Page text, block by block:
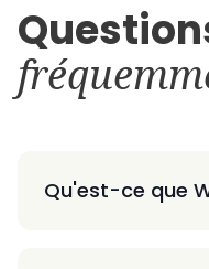
Qu'est-ce que